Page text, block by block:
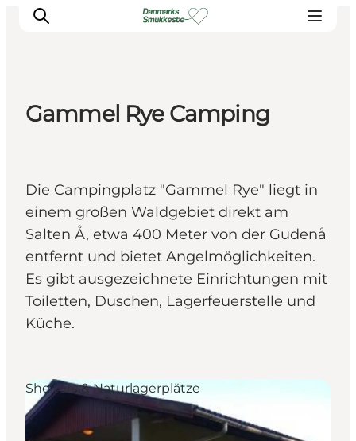
Reiseplanung
Gammel Rye Camping
Die Campingplatz "Gammel Rye" liegt in
einem großen Waldgebiet direkt am
Salten Å, etwa 400 Meter von der Gudenå
entfernt und bietet Angelmöglichkeiten.
Es gibt ausgezeichnete Einrichtungen mit
Toiletten, Duschen, Lagerfeuerstelle und
Küche.
Shelters & Naturlagerplätze